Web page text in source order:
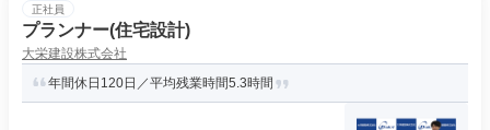
正社員
プランナー(住宅設計)
大栄建設株式会社
年間休日120日／平均残業時間5.3時間